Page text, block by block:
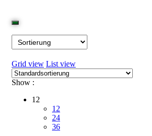
Grid view List view
Show :
12
12
24
36